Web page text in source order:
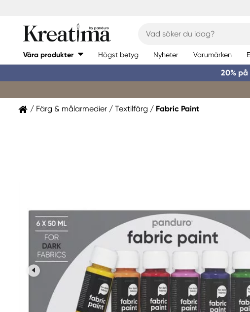
Våra produkter Högst betyg Nyheter Varumärken
20%
Färg & målarmedier Textilfärg Fabric Paint